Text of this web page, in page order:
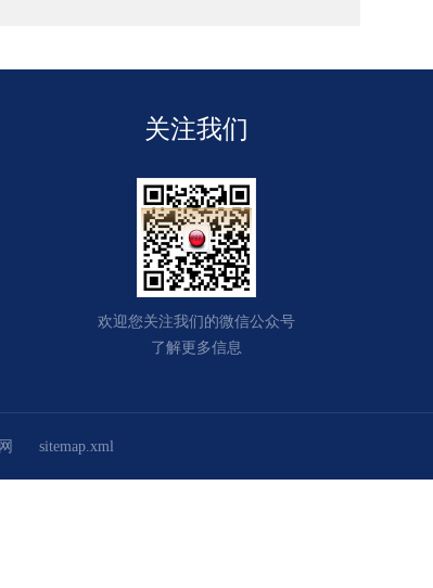
关注我们
欢迎您关注我们的微信公众号
了解更多信息
sitemap.xml